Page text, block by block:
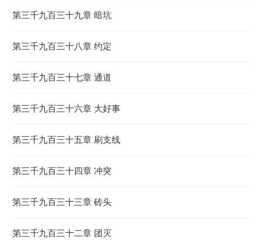
第三千九百三十九章 暗坑
第三千九百三十八章 约定
第三千九百三十七章 通道
第三千九百三十六章 大好事
第三千九百三十五章 刷支线
第三千九百三十四章 冲突
第三千九百三十三章 砖头
第三千九百三十二章 团灭